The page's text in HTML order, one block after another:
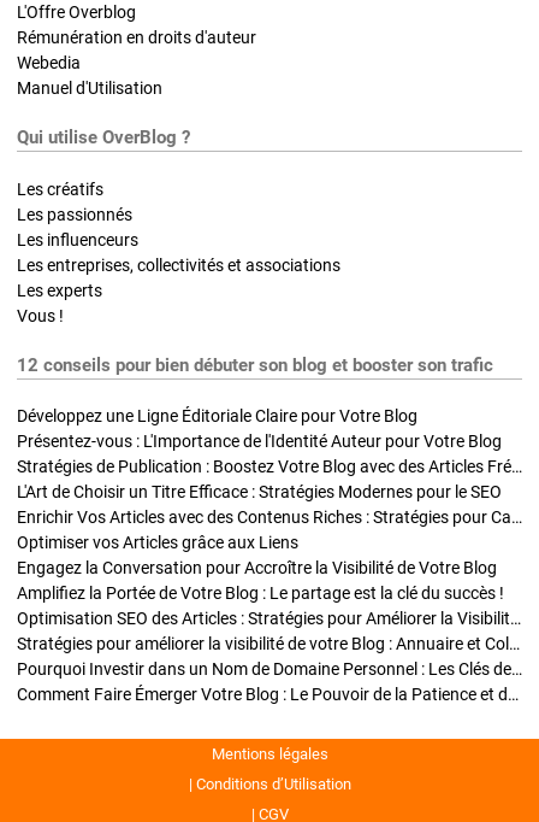
L'Offre Overblog
Rémunération en droits d'auteur
Webedia
Manuel d'Utilisation
Qui utilise OverBlog ?
Les créatifs
Les passionnés
Les influenceurs
Les entreprises, collectivités et associations
Les experts
Vous !
12 conseils pour bien débuter son blog et booster son trafic
Développez une Ligne Éditoriale Claire pour Votre Blog
Présentez-vous : L'Importance de l'Identité Auteur pour Votre Blog
Stratégies de Publication : Boostez Votre Blog avec des Articles Fréquents et Exclusifs
L'Art de Choisir un Titre Efficace : Stratégies Modernes pour le SEO
Enrichir Vos Articles avec des Contenus Riches : Stratégies pour Captiver et Optimiser
Optimiser vos Articles grâce aux Liens
Engagez la Conversation pour Accroître la Visibilité de Votre Blog
Amplifiez la Portée de Votre Blog : Le partage est la clé du succès !
Optimisation SEO des Articles : Stratégies pour Améliorer la Visibilité de Votre Blog
Stratégies pour améliorer la visibilité de votre Blog : Annuaire et Collaborations
Pourquoi Investir dans un Nom de Domaine Personnel : Les Clés de la Réussite de Votre Blog
Comment Faire Émerger Votre Blog : Le Pouvoir de la Patience et de la Persévérance
Mentions légales
Conditions d’Utilisation
CGV